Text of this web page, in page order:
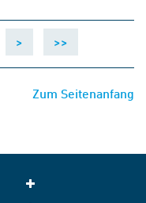
> >>
Zum Seitenanfang